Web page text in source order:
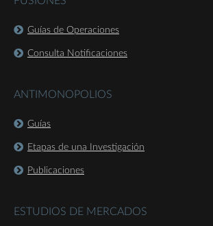
Guías de Operaciones
Consulta Notificaciones
ANTIMONOPOLIOS
Guías
Etapas de una Investigación
Publicaciones
ESTUDIOS DE MERCADOS